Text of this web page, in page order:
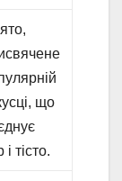
що
і тісто.